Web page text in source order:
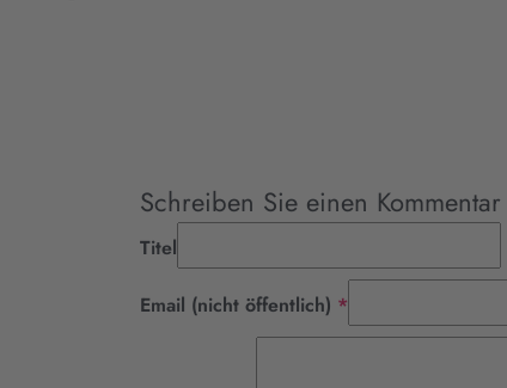
Schreiben Sie einen Kommentar
Titel
Email (nicht öffentlich) *